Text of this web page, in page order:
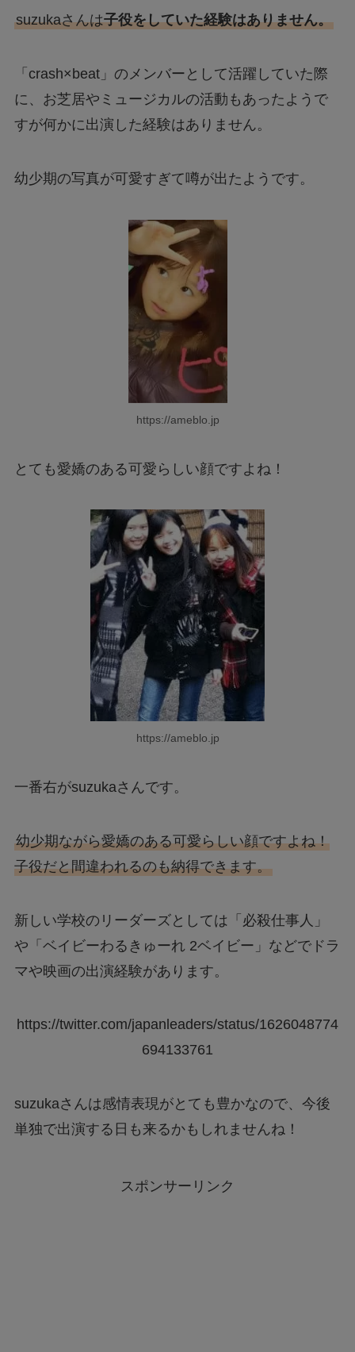
suzukaさんは子役をしていた経験はありません。
「crash×beat」のメンバーとして活躍していた際
に、お芝居やミュージカルの活動もあったようで
すが何かに出演した経験はありません。
幼少期の写真が可愛すぎて噂が出たようです。
https://ameblo.jp
とても愛嬌のある可愛らしい顔ですよね！
https://ameblo.jp
一番右がsuzukaさんです。
幼少期ながら愛嬌のある可愛らしい顔ですよね！
子役だと間違われるのも納得できます。
新しい学校のリーダーズとしては「必殺仕事人」
や「ベイビーわるきゅーれ 2ベイビー」などでドラ
マや映画の出演経験があります。
https://twitter.com/japanleaders/status/1626048774
694133761
suzukaさんは感情表現がとても豊かなので、今後
単独で出演する日も来るかもしれませんね！
スポンサーリンク